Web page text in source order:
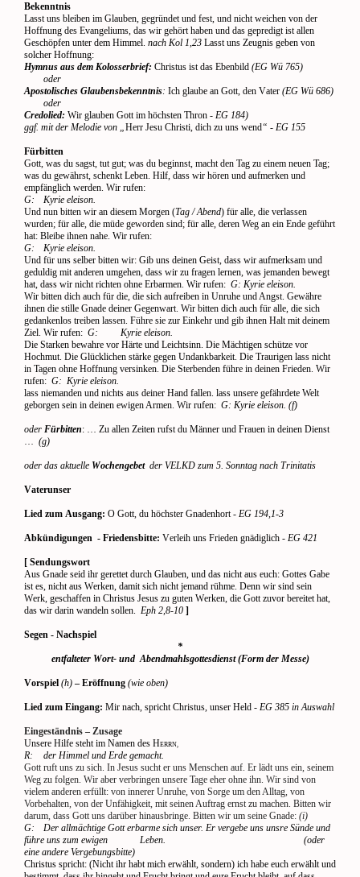
Bekenntnis
Lasst uns bleiben im Glauben, gegründet und fest, und nicht weichen von der
Hoffnung des Evangeliums, das wir gehört haben und das gepredigt ist allen
Geschöpfen unter dem Himmel. nach Kol 1,23 Lasst uns Zeugnis geben von
solcher Hoffnung:
Hymnus aus dem Kolosserbrief: Christus ist das Ebenbild (EG Wü 765)
oder
Apostolisches Glaubensbekenntnis: Ich glaube an Gott, den Vater (EG Wü 686)
oder
Credolied: Wir glauben Gott im höchsten Thron - EG 184)
ggf. mit der Melodie von „Herr Jesu Christi, dich zu uns wend“ - EG 155
Fürbitten
Gott, was du sagst, tut gut; was du beginnst, macht den Tag zu einem neuen Tag;
was du gewährst, schenkt Leben. Hilf, dass wir hören und aufmerken und
empfänglich werden. Wir rufen:
G:
Kyrie eleison.
Und nun bitten wir an diesem Morgen (Tag / Abend) für alle, die verlassen
wurden; für alle, die müde geworden sind; für alle, deren Weg an ein Ende geführt
hat: Bleibe ihnen nahe. Wir rufen:
G:
Kyrie eleison.
Und für uns selber bitten wir: Gib uns deinen Geist, dass wir aufmerksam und
geduldig mit anderen umgehen, dass wir zu fragen lernen, was jemanden bewegt
hat, dass wir nicht richten ohne Erbarmen. Wir rufen: G: Kyrie eleison.
Wir bitten dich auch für die, die sich aufreiben in Unruhe und Angst. Gewähre
ihnen die stille Gnade deiner Gegenwart. Wir bitten dich auch für alle, die sich
gedankenlos treiben lassen. Führe sie zur Einkehr und gib ihnen Halt mit deinem
Ziel. Wir rufen: G:
Kyrie eleison.
Die Starken bewahre vor Härte und Leichtsinn. Die Mächtigen schütze vor
Hochmut. Die Glücklichen stärke gegen Undankbarkeit. Die Traurigen lass nicht
in Tagen ohne Hoffnung versinken. Die Sterbenden führe in deinen Frieden. Wir
rufen: G: Kyrie eleison.
lass niemanden und nichts aus deiner Hand fallen. lass unsere gefährdete Welt
geborgen sein in deinen ewigen Armen. Wir rufen: G: Kyrie eleison. (f)
oder Fürbitten: … Zu allen Zeiten rufst du Männer und Frauen in deinen Dienst
… (g)
oder das aktuelle Wochengebet der VELKD zum 5. Sonntag nach Trinitatis
Vaterunser
Lied zum Ausgang: O Gott, du höchster Gnadenhort - EG 194,1-3
Abkündigungen - Friedensbitte: Verleih uns Frieden gnädiglich - EG 421
[ Sendungswort
Aus Gnade seid ihr gerettet durch Glauben, und das nicht aus euch: Gottes Gabe
ist es, nicht aus Werken, damit sich nicht jemand rühme. Denn wir sind sein
Werk, geschaffen in Christus Jesus zu guten Werken, die Gott zuvor bereitet hat,
das wir darin wandeln sollen. Eph 2,8-10 ]
Segen - Nachspiel
*
entfalteter Wort- und Abendmahlsgottesdienst (Form der Messe)
Vorspiel (h) – Eröffnung (wie oben)
Lied zum Eingang: Mir nach, spricht Christus, unser Held - EG 385 in Auswahl
Eingeständnis – Zusage
Unsere Hilfe steht im Namen des HERRN,
R:
der Himmel und Erde gemacht.
Gott ruft uns zu sich. In Jesus sucht er uns Menschen auf. Er lädt uns ein, seinem
Weg zu folgen. Wir aber verbringen unsere Tage eher ohne ihn. Wir sind von
vielem anderen erfüllt: von innerer Unruhe, von Sorge um den Alltag, von
Vorbehalten, von der Unfähigkeit, mit seinen Auftrag ernst zu machen. Bitten wir
darum, dass Gott uns darüber hinausbringe. Bitten wir um seine Gnade: (i)
G:
Der allmächtige Gott erbarme sich unser. Er vergebe uns unsre Sünde und
führe uns zum ewigen
Leben.
(oder
eine andere Vergebungsbitte)
Christus spricht: (Nicht ihr habt mich erwählt, sondern) ich habe euch erwählt und